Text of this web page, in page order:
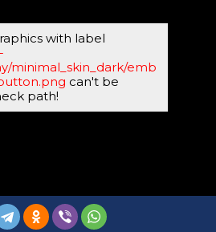
with label
minimal_skin_dark/emb
can't be
path!